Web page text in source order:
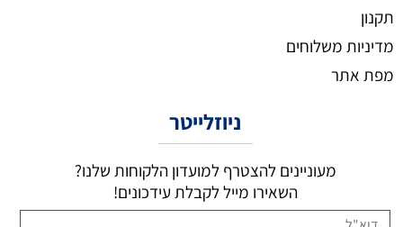
תקנון
מדיניות משלוחים
מפת אתר
ניוזלייטר
מעוניינים להצטרף למועדון הלקוחות שלנו?
השאירו מייל לקבלת עידכונים!